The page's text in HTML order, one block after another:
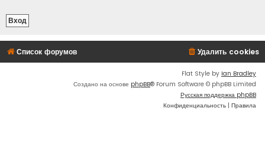
Список форумов Удалить cookies
Flat Style by Ian Bradley
Создано на основе phpBB® Forum Software © phpBB Limited
Русская поддержка phpBB
Конфиденциальность | Правила